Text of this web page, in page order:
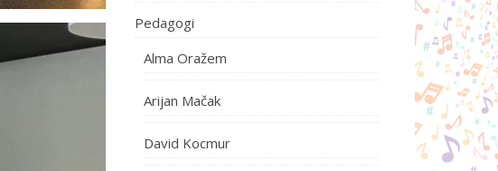
Pedagogi
Alma Oražem
Arijan Mačak
David Kocmur